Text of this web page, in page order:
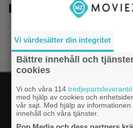
I Wake Up
- 8.6.2014 20:52
Vi värdesätter din integritet
Bättre innehåll och
cookies
Vi och våra 114
med hjälp av cookies och
vår sajt. Med hjälp av
innehåll och våra tjänster.